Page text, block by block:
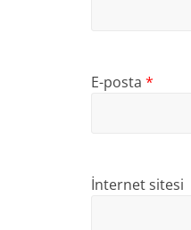
E-posta *
İnternet sitesi